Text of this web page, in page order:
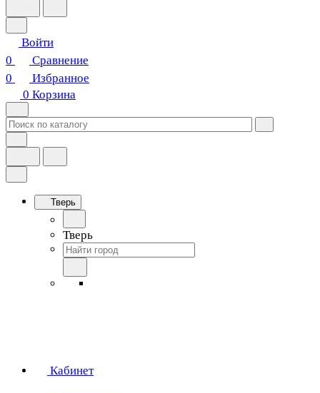
Войти
0
Сравнение
0
Избранное
0 Корзина
Тверь
Тверь
Кабинет